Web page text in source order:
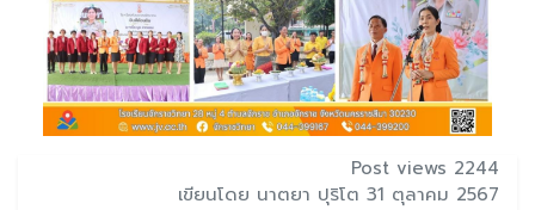
Post views 2244
เขียนโดย นาตยา ปุริโต 31 ตุลาคม 2567